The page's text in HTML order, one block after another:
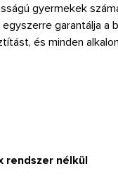
gyermekek
garantálja a
és minden
rendszer nélkül